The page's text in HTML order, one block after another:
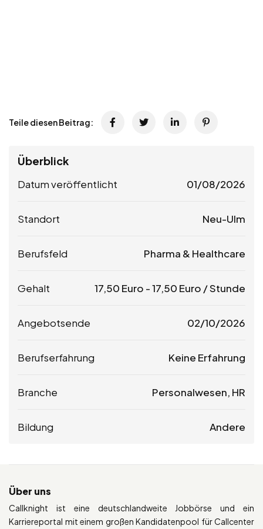
Teile diesen Beitrag:
Überblick
Datum veröffentlicht 01/08/2026
Standort Neu-Ulm
Berufsfeld Pharma & Healthcare
Gehalt 17,50 Euro -17,50 Euro / Stunde
Angebotsende 02/10/2026
Berufserfahrung Keine Erfahrung
Branche Personalwesen, HR
Bildung Andere
Über uns
Callknight ist eine deutschlandweite Jobbörse und ein
Karriereportal mit einem großen Kandidatenpool für Callcenter